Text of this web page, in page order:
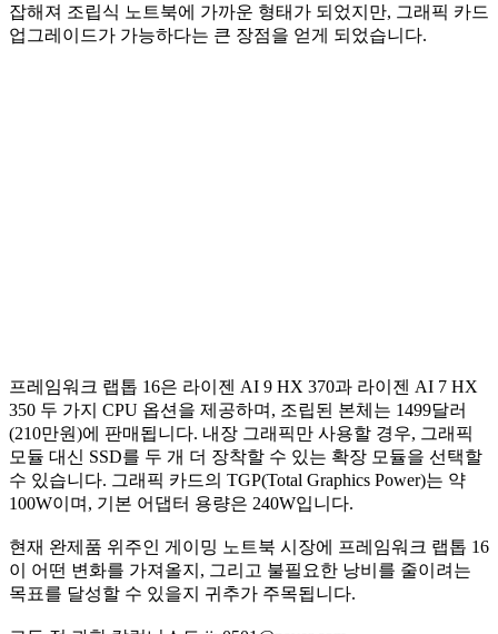
잡해져 조립식 노트북에 가까운 형태가 되었지만, 그래픽 카드
업그레이드가 가능하다는 큰 장점을 얻게 되었습니다.
프레임워크 랩톱 16은 라이젠 AI 9 HX 370과 라이젠 AI 7 HX
350 두 가지 CPU 옵션을 제공하며, 조립된 본체는 1499달러
(210만원)에 판매됩니다. 내장 그래픽만 사용할 경우, 그래픽
모듈 대신 SSD를 두 개 더 장착할 수 있는 확장 모듈을 선택할
수 있습니다. 그래픽 카드의 TGP(Total Graphics Power)는 약
100W이며, 기본 어댑터 용량은 240W입니다.
현재 완제품 위주인 게이밍 노트북 시장에 프레임워크 랩톱 16
이 어떤 변화를 가져올지, 그리고 불필요한 낭비를 줄이려는
목표를 달성할 수 있을지 귀추가 주목됩니다.